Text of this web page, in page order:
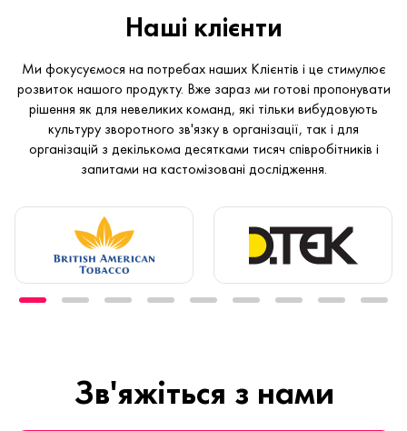
Наші клієнти
Ми фокусуємося на потребах наших Клієнтів і це стимулює
розвиток нашого продукту. Вже зараз ми готові пропонувати
рішення як для невеликих команд, які тільки вибудовують
культуру зворотного зв'язку в організації, так і для
організацій з декількома десятками тисяч співробітників і
запитами на кастомізовані дослідження.
Зв'яжіться з нами